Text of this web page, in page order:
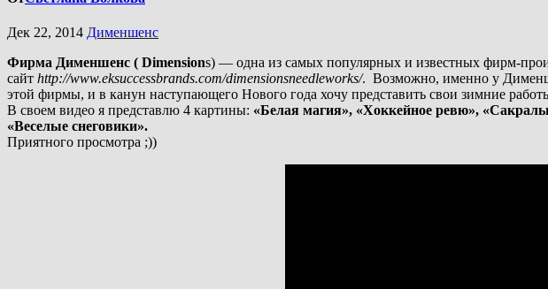
Дек 22, 2014 Дименшенс
Фирма Дименшенс ( Dimensions) — одна из самых популярных и известных фирм-
сайт http://www.eksuccessbrands.com/dimensionsneedleworks/. Возможно, именно у
этой фирмы, и в канун наступающего Нового года хочу представить свои зимние
В своем видео я представлю 4 картины: «Белая магия», «Хоккейное ревю»,
«Веселые снеговики».
Приятного просмотра ;))